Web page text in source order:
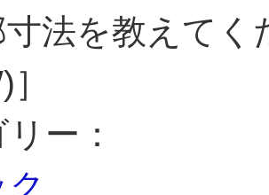
寸法を教えて
ー：